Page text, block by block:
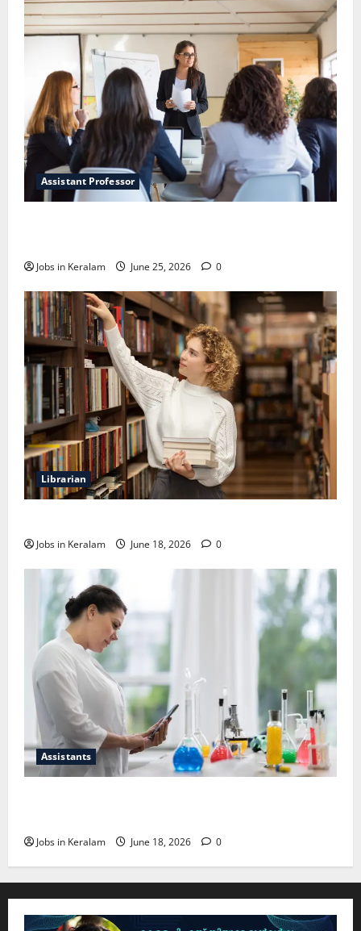
Assistant Professor
Jobs in Keralam June 25, 2026 0
Librarian
Jobs in Keralam June 18, 2026 0
Assistants
Jobs in Keralam June 18, 2026 0